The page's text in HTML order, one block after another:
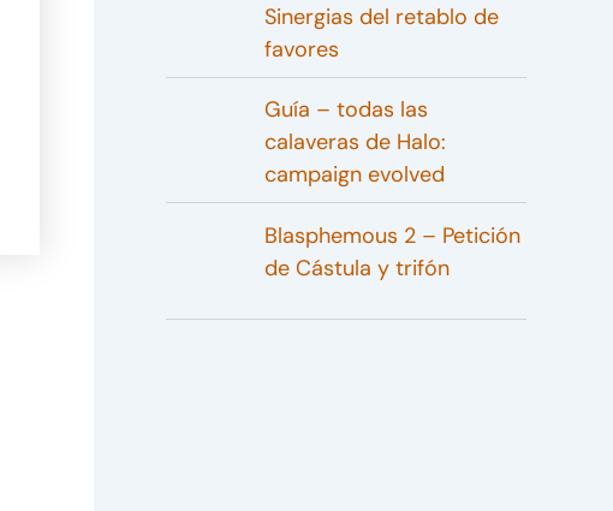
Sinergias del retablo de
favores
Guía – todas las
calaveras de Halo:
campaign evolved
Blasphemous 2 – Petición
de Cástula y trifón